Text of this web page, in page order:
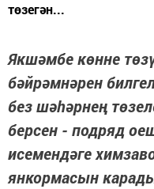
төзегән...
Якшәмбе көнне
бәйрәмнәрен
без шәһәрнең
берсен - подряд
исемендәге
янкормасын